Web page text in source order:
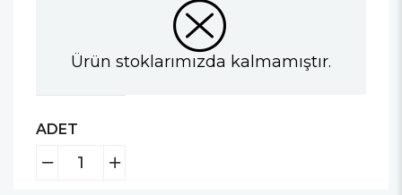
Ürün stoklarımızda kalmamıştır.
ADET